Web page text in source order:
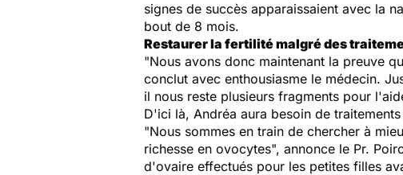
signes de succès apparaissaient avec la
bout de 8 mois.
Restaurer la fertilité malgré des
"Nous avons donc maintenant la preuve
conclut avec enthousiasme le médecin.
il nous reste plusieurs fragments pour
D'ici là, Andréa aura besoin de
"Nous sommes en train de chercher à
richesse en ovocytes", annonce le Pr.
d'ovaire effectués pour les petites filles